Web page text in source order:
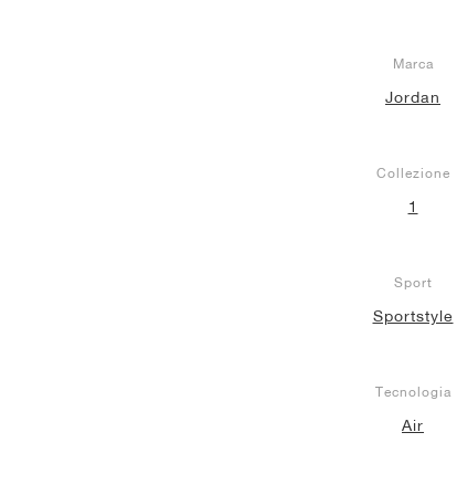
Marca
Jordan
Collezione
1
Sport
Sportstyle
Tecnologia
Air